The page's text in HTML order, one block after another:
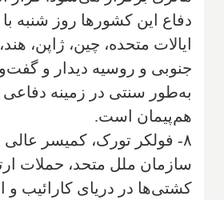
دفاع این کشورها روز شنبه با
ایالات متحده، چین، ژاپن،
جنوبی و روسیه دیدار و
به‌طور سنتی در زمینه دفاعی
هم‌پیمان است.
۸- فولکر تورک، کمیسر
سازمان ملل متحد، حملات
کشتی‌ها در دریای کارائیب و